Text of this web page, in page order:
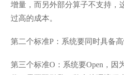
增量，而另外部分算子不支持，
过高的成本。
第二个标准P：系统要同时具备高
第三个标准O：系统要Open，因